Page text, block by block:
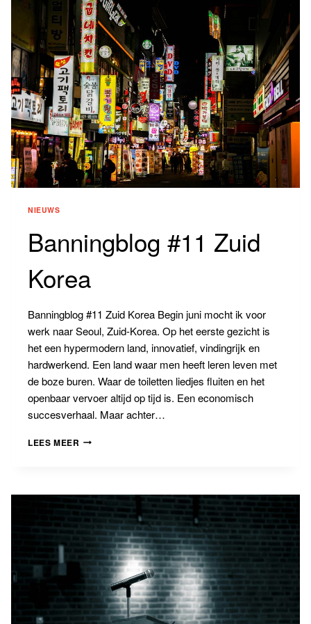
NIEUWS
Banningblog #11 Zuid
Korea
Banningblog #11 Zuid Korea Begin juni mocht ik voor
werk naar Seoul, Zuid-Korea. Op het eerste gezicht is
het een hypermodern land, innovatief, vindingrijk en
hardwerkend. Een land waar men heeft leren leven met
de boze buren. Waar de toiletten liedjes fluiten en het
openbaar vervoer altijd op tijd is. Een economisch
succesverhaal. Maar achter…
LEES MEER BANNINGBLOG